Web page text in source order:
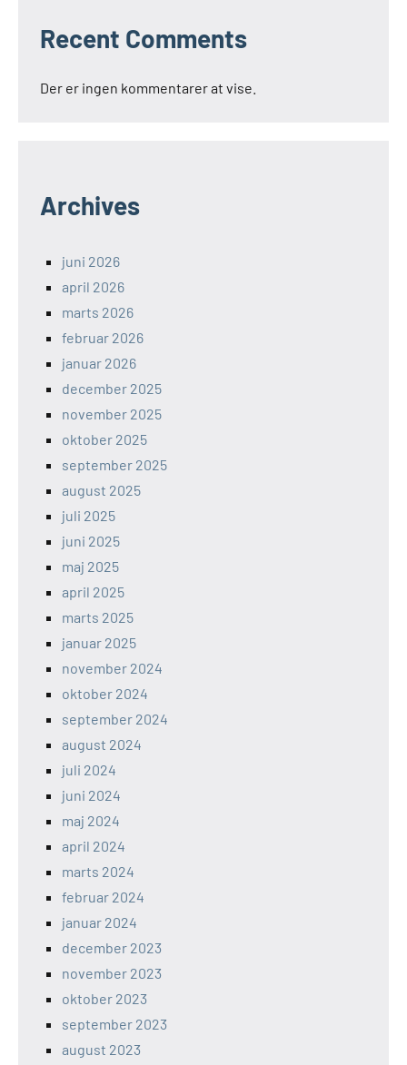
Recent Comments
Der er ingen kommentarer at vise.
Archives
juni 2026
april 2026
marts 2026
februar 2026
januar 2026
december 2025
november 2025
oktober 2025
september 2025
august 2025
juli 2025
juni 2025
maj 2025
april 2025
marts 2025
januar 2025
november 2024
oktober 2024
september 2024
august 2024
juli 2024
juni 2024
maj 2024
april 2024
marts 2024
februar 2024
januar 2024
december 2023
november 2023
oktober 2023
september 2023
august 2023